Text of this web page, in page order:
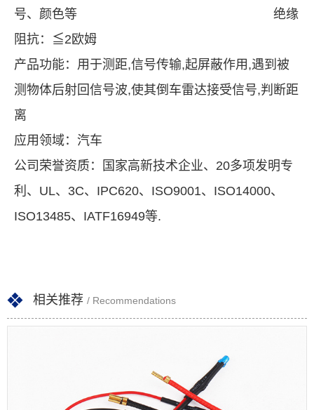
号、颜色等 绝缘
阻抗：≦2欧姆
产品功能：用于测距,信号传输,起屏蔽作用,遇到被
测物体后射回信号波,使其倒车雷达接受信号,判断距
离
应用领域：汽车
公司荣誉资质：国家高新技术企业、20多项发明专
利、UL、3C、IPC620、ISO9001、ISO14000、
ISO13485、IATF16949等.
相关推荐 / Recommendations